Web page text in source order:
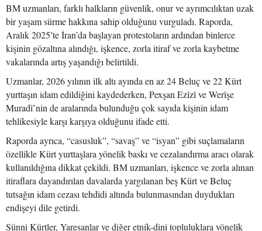
BM uzmanları, farklı halkların güvenlik, onur ve ayrımcılıktan uzak
bir yaşam sürme hakkına sahip olduğunu vurguladı. Raporda,
Aralık 2025’te İran’da başlayan protestoların ardından binlerce
kişinin gözaltına alındığı, işkence, zorla itiraf ve zorla kaybetme
vakalarında artış yaşandığı belirtildi.
Uzmanlar, 2026 yılının ilk altı ayında en az 24 Beluç ve 22 Kürt
yurttaşın idam edildiğini kaydederken, Pexşan Ezîzî ve Werîşe
Muradî’nin de aralarında bulunduğu çok sayıda kişinin idam
tehlikesiyle karşı karşıya olduğunu ifade etti.
Raporda ayrıca, “casusluk”, “savaş” ve “isyan” gibi suçlamaların
özellikle Kürt yurttaşlara yönelik baskı ve cezalandırma aracı olarak
kullanıldığına dikkat çekildi. BM uzmanları, işkence ve zorla alınan
itiraflara dayandırılan davalarda yargılanan beş Kürt ve Beluç
tutsağın idam cezası tehdidi altında bulunmasından duydukları
endişeyi dile getirdi.
Sünni Kürtler, Yaresanlar ve diğer etnik-dini topluluklara yönelik